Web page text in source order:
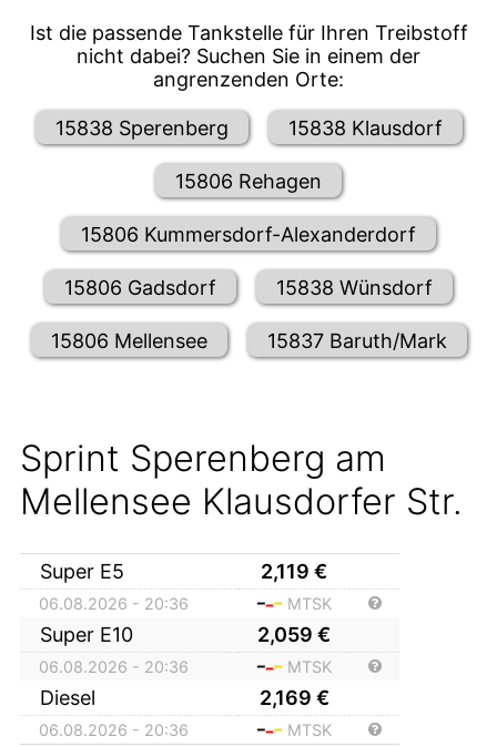
Ist die passende Tankstelle für Ihren Treibstoff
nicht dabei? Suchen Sie in einem der
angrenzenden Orte:
15838 Sperenberg 15838 Klausdorf
15806 Rehagen
15806 Kummersdorf-Alexanderdorf
15806 Gadsdorf 15838 Wünsdorf
15806 Mellensee 15837 Baruth/Mark
Sprint Sperenberg am
Mellensee Klausdorfer Str.
Super E5 2,119 €
06.08.2026 - 20:36 MTSK
Super E10 2,059 €
06.08.2026 - 20:36 MTSK
Diesel 2,169 €
06.08.2026 - 20:36 MTSK